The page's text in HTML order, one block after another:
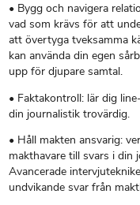
• Bygg och navigera
vad som krävs för att
att övertyga tveksamma
kan använda din egen
upp för djupare samtal.
• Faktakontroll: lär dig
din journalistik trovärdig.
• Håll makten ansvarig:
makthavare till svars i din
Avancerade
undvikande svar från